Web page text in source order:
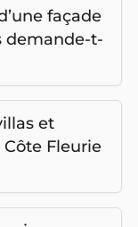
façade
demande-t-
et
Fleurie